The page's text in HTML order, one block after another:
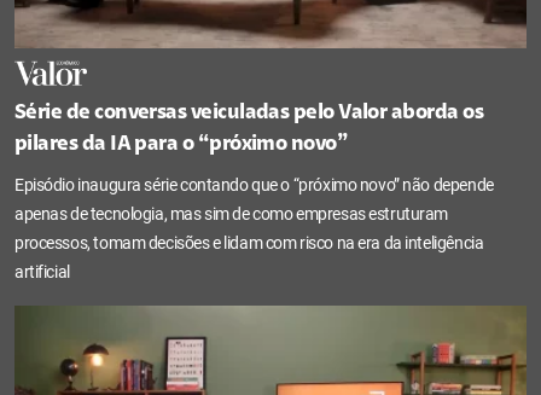
Série de conversas veiculadas pelo Valor aborda os
pilares da IA para o “próximo novo”
Episódio inaugura série contando que o “próximo novo” não depende
apenas de tecnologia, mas sim de como empresas estruturam
processos, tomam decisões e lidam com risco na era da inteligência
artificial